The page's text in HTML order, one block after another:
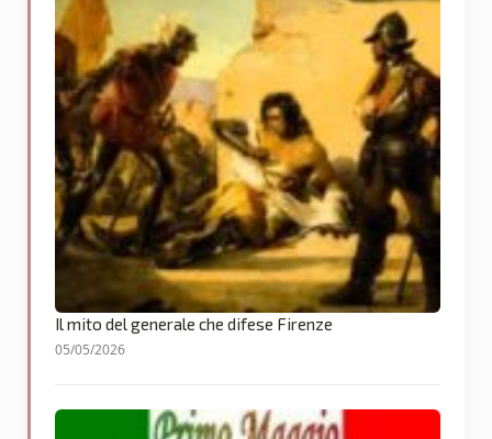
Il mito del generale che difese Firenze
05/05/2026